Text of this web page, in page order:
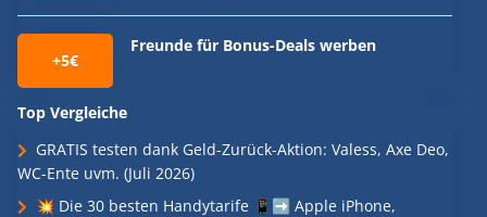
+5€
Freunde für Bonus-Deals werben
Top Vergleiche
GRATIS testen dank Geld-Zurück-Aktion: Valess, Axe Deo,
WC-Ente uvm. (Juli 2026)
💥 Die 30 besten Handytarife 📱➡️ Apple iPhone,